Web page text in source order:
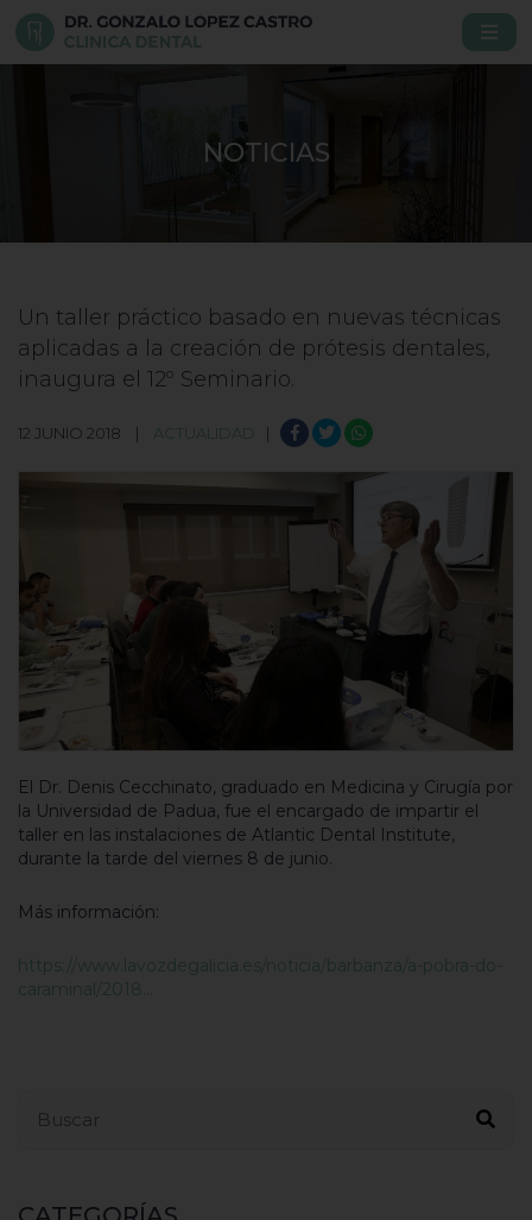
NOTICIAS
Un taller práctico basado en nuevas técnicas
aplicadas a la creación de prótesis dentales,
inaugura el 12º Seminario.
12 JUNIO 2018 | ACTUALIDAD |
El Dr. Denis Cecchinato, graduado en Medicina y Cirugía por
la Universidad de Padua, fue el encargado de impartir el
taller en las instalaciones de Atlantic Dental Institute,
durante la tarde del viernes 8 de junio.
Más información:
https://www.lavozdegalicia.es/noticia/barbanza/a-pobra-do-
caraminal/2018…